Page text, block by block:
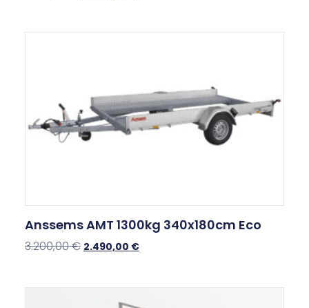
Anssems AMT 1300kg 340x180cm Eco
3.200,00€ 2.490,00 €